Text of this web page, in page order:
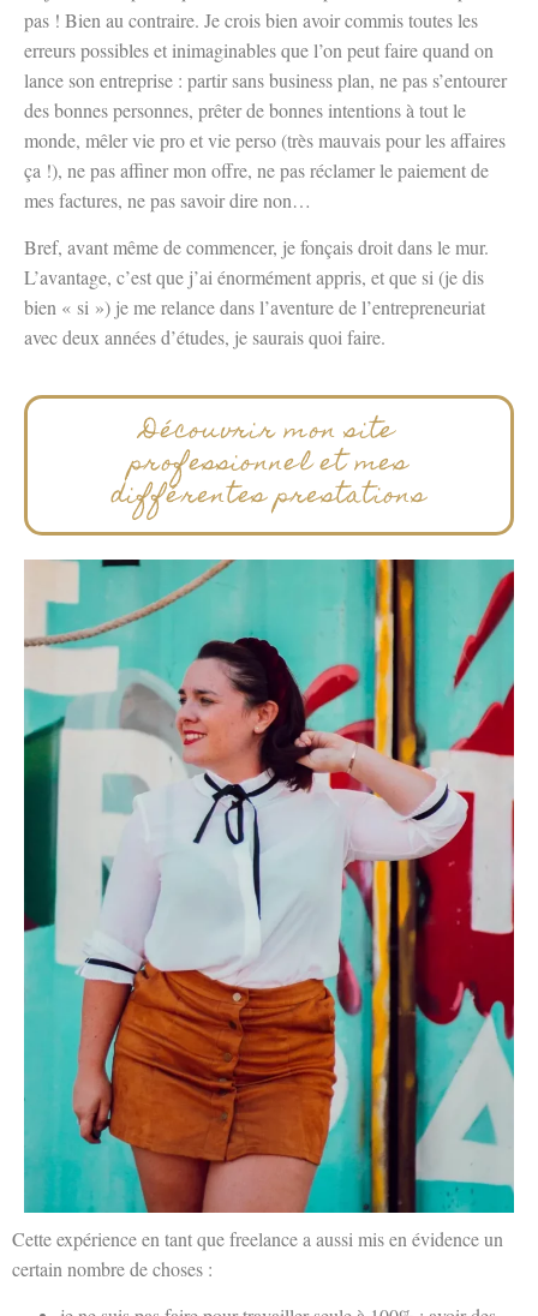
pas ! Bien au contraire. Je crois bien avoir commis toutes les
erreurs possibles et inimaginables que l’on peut faire quand on
lance son entreprise : partir sans business plan, ne pas s’entourer
des bonnes personnes, prêter de bonnes intentions à tout le
monde, mêler vie pro et vie perso (très mauvais pour les affaires
ça !), ne pas affiner mon offre, ne pas réclamer le paiement de
mes factures, ne pas savoir dire non…
Bref, avant même de commencer, je fonçais droit dans le mur.
L’avantage, c’est que j’ai énormément appris, et que si (je dis
bien « si ») je me relance dans l’aventure de l’entrepreneuriat
avec deux années d’études, je saurais quoi faire.
Découvrir mon site
professionnel et mes
différentes prestations
Cette expérience en tant que freelance a aussi mis en évidence un
certain nombre de choses :